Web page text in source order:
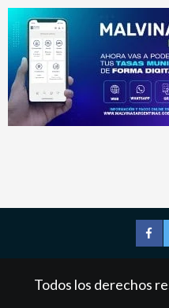
Todos los derechos